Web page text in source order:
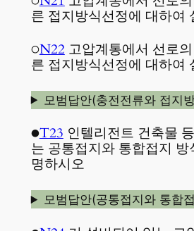
른 접지방식선정에 대하여
○N22고압계통에서 선로
른 접지방식선정에 대하여
모범답안(충전전류와 접지
●T23인텔리전트 건축물
는 공통접지와 통합접지 방
명하시오
모범답안(공통접지와 통합